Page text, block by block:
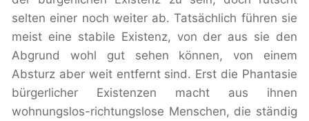
selten einer noch weiter ab. Tatsächlich führen sie
meist eine stabile Existenz, von der aus sie den
Abgrund wohl gut sehen können, von einem
Absturz aber weit entfernt sind. Erst die Phantasie
bürgerlicher Existenzen macht aus ihnen
wohnungslos-richtungslose Menschen, die ständig